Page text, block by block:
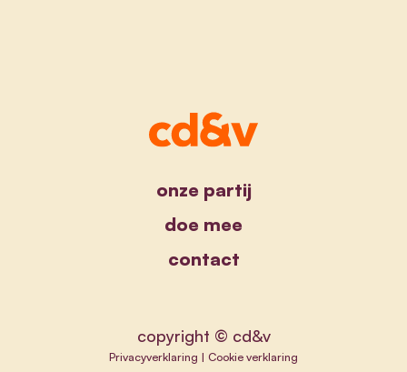
onze partij
doe mee
contact
copyright © cd&v
Privacyverklaring | Cookie verklaring